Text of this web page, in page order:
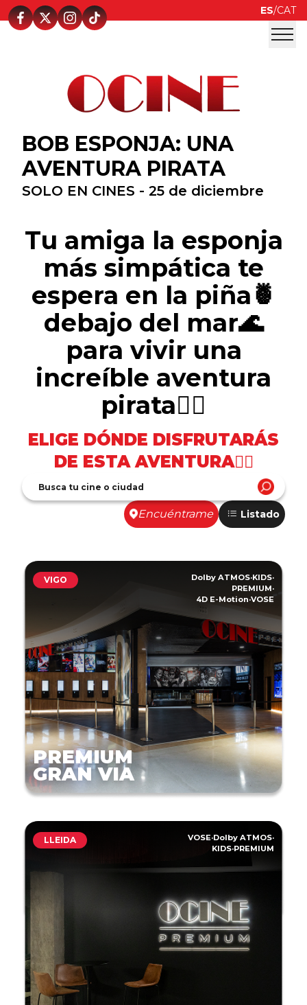
ES/CAT
BOB ESPONJA: UNA
AVENTURA PIRATA
SOLO EN CINES - 25 de diciembre
Tu amiga la esponja
más simpática te
espera en la piña🍍
debajo del mar🌊
para vivir una
increíble aventura
pirata🏴‍☠️
ELIGE DÓNDE DISFRUTARÁS
DE ESTA AVENTURA🏴‍☠️
Encuéntrame Listado
VIGO Dolby ATMOS·KIDS·
PREMIUM·
4D E-Motion·VOSE
PREMIUM
GRAN VIA
LLEIDA VOSE·Dolby ATMOS·
KIDS·PREMIUM